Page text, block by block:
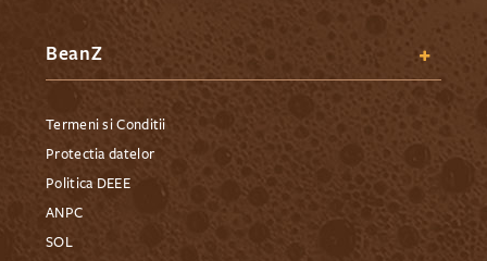
BeanZ
Termeni si Conditii
Protectia datelor
Politica DEEE
ANPC
SOL